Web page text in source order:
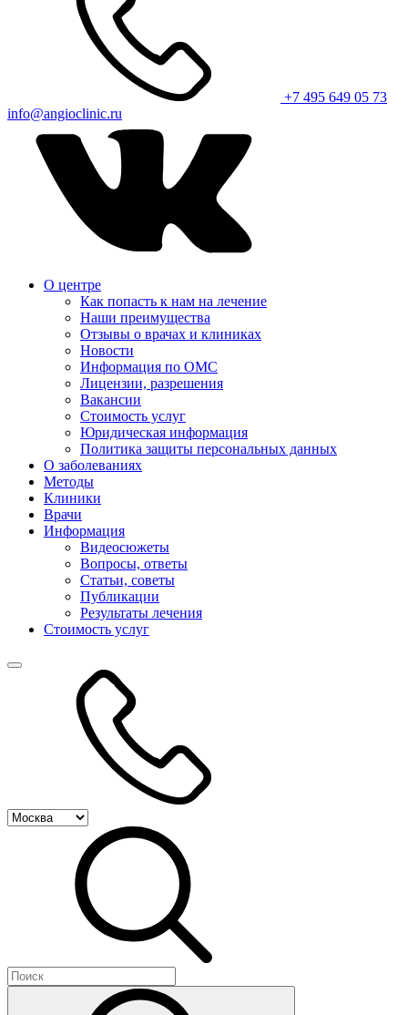
+7 495 649 05 73
info@angioclinic.ru
О центре
Как попасть к нам на лечение
Наши преимущества
Отзывы о врачах и клиниках
Новости
Информация по ОМС
Лицензии, разрешения
Вакансии
Стоимость услуг
Юридическая информация
Политика защиты персональных данных
О заболеваниях
Методы
Клиники
Врачи
Информация
Видеосюжеты
Вопросы, ответы
Статьи, советы
Публикации
Результаты лечения
Стоимость услуг